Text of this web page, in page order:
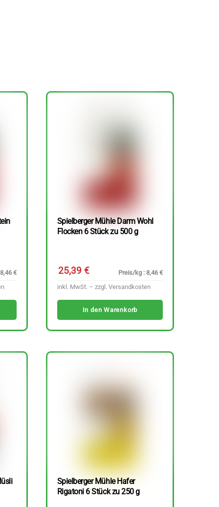
€
Spielberger Mühle Darm Wohl
Flocken 6 Stück zu 500 g
25,39€
Preis/kg : 8,46 €
inkl. MwSt. – zzgl. Versandkosten
In den Warenkorb
Spielberger Mühle Hafer
Rigatoni 6 Stück zu 250 g